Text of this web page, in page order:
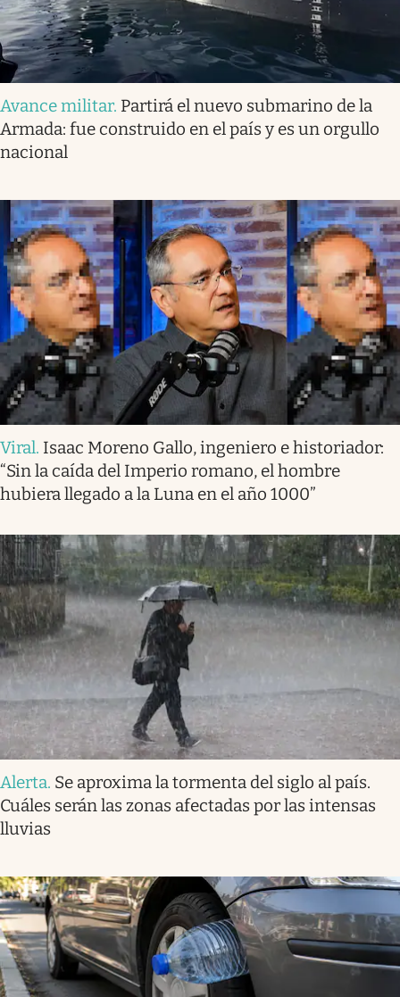
Avance militar. Partirá el nuevo submarino de la
Armada: fue construido en el país y es un orgullo
nacional
Viral. Isaac Moreno Gallo, ingeniero e historiador:
“Sin la caída del Imperio romano, el hombre
hubiera llegado a la Luna en el año 1000”
Alerta. Se aproxima la tormenta del siglo al país.
Cuáles serán las zonas afectadas por las intensas
lluvias